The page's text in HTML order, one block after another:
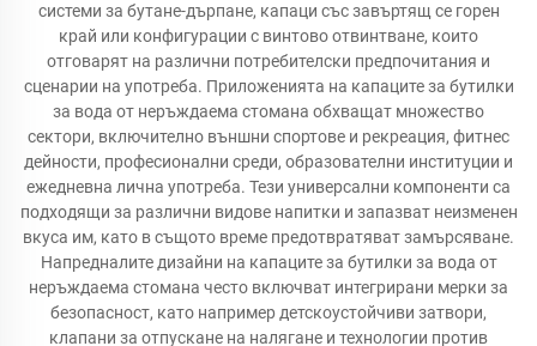
системи за бутане-дърпане, капаци със завъртящ се горен
край или конфигурации с винтово отвинтване, които
отговарят на различни потребителски предпочитания и
сценарии на употреба. Приложенията на капаците за бутилки
за вода от неръждаема стомана обхващат множество
сектори, включително външни спортове и рекреация, фитнес
дейности, професионални среди, образователни институции и
ежедневна лична употреба. Тези универсални компоненти са
подходящи за различни видове напитки и запазват неизменен
вкуса им, като в същото време предотвратяват замърсяване.
Напредналите дизайни на капаците за бутилки за вода от
неръждаема стомана често включват интегрирани мерки за
безопасност, като например детскоустойчиви затвори,
клапани за отпускане на налягане и технологии против